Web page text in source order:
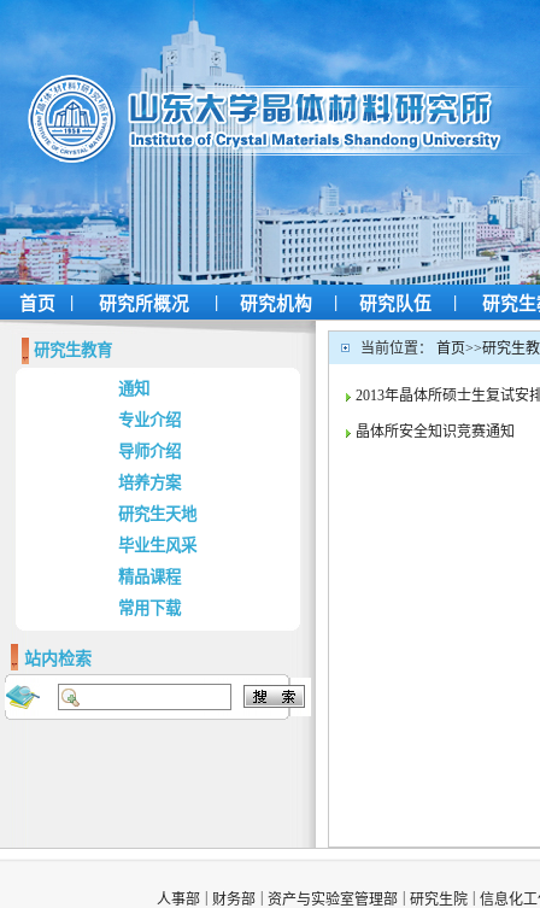
首页 | 研究所概况 | 研究机构 | 研究队伍 | 研究
研究生教育
通知
专业介绍
导师介绍
培养方案
研究生天地
毕业生风采
精品课程
常用下载
站内检索
当前位置： 首页>>研究生
2013年晶体所硕士生复试安
晶体所安全知识竞赛通知
人事部 财务部 资产与实验室管理部 研究生院
信息化